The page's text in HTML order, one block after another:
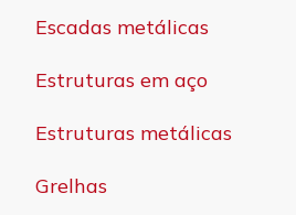
Escadas metálicas
Estruturas em aço
Estruturas metálicas
Grelhas